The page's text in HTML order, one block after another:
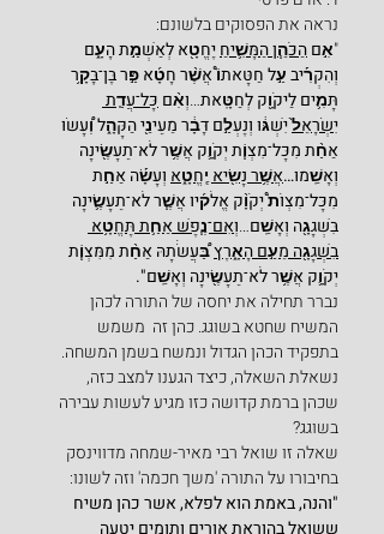
נראה את הפסוקים בלשונם:
"אִ֣ם הַכֹּהֵ֧ן הַמָּשִׁ֛יחַ יֶחֱטָ֖א לְאַשְׁמַ֣ת הָעָ֑ם
וְהִקְרִ֡יב עַ֣ל חַטָּאתוֹ֩ אֲשֶׁ֨ר חָטָ֜א פַּ֣ר בֶּן־בָּקָ֥ר
תָּמִ֛ים לַיקֹוָ֖ק לְחַטָּֽאת…וְאִ֨ם כָּל־עֲדַ֤ת
יִשְׂרָאֵל֙ יִשְׁגּ֔וּ וְנֶעְלַ֣ם דָּבָ֔ר מֵעֵינֵ֖י הַקָּהָ֑ל וְ֠עָשׂוּ
אַחַ֨ת מִכָּל־מִצְוֹ֧ת יְקֹוָ֛ק אֲשֶׁ֥ר לֹא־תֵעָשֶׂ֖ינָה
וְאָשֵֽׁמוּ…אֲשֶׁ֥ר נָשִׂ֖יא יֶֽחֱטָ֑א וְעָשָׂ֡ה אַחַ֣ת
מִכָּל־מִצְוֹת֩ יְקֹוָ֨ק אֱלֹק֜יו אֲשֶׁ֧ר לֹא־תֵעָשֶׂ֛ינָה
בִּשְׁגָגָ֖ה וְאָשֵֽׁם…וְאִם־נֶ֧פֶשׁ אַחַ֛ת תֶּחֱטָ֥א
בִשְׁגָגָ֖ה מֵעַ֣ם הָאָ֑רֶץ בַּ֠עֲשֹׂתָהּ אַחַ֨ת מִמִּצְוֹ֧ת
יְקֹוָ֛ק אֲשֶׁ֥ר לֹא־תֵעָשֶׂ֖ינָה וְאָשֵֽׁם".
נברר תחילה את יחסה של התורה לכהן
המשיח שחטא בשוגג. כהן זה  משמש
בתפקיד הכהן הגדול ונמשח בשמן המשחה.
נשאלת השאלה, כיצד הגענו למצב כזה,
שכהן ברמת קדושה כזו מגיע לעשות עבירה
בשוגג?
שאלה זו שואל רבי מאיר-שמחה מדווינסק
בחיבורו על התורה 'משך חכמה' וזה לשונו:
"והנה, באמת הוא לפלא, אשר כהן משיח
ששואל בהוראת אורים ותומים יטעה